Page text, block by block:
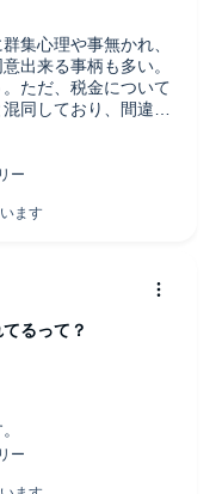
集心理や事無かれ、
出来る事柄も多い。
ただ、税金について
同しており、間違っ
税)ではなく、売上
企業を抜け道で助け
著者がもう少し勉強
るって？